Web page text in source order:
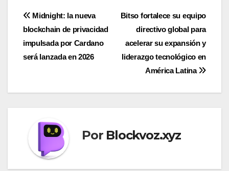
Navegación
de
entradas
Bitso fortalece su equipo
directivo global para
acelerar su expansión y
liderazgo tecnológico en
América Latina
Midnight: la nueva
blockchain de privacidad
impulsada por Cardano
será lanzada en 2026
Por Blockvoz.xyz